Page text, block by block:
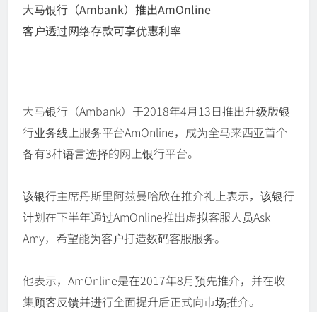
大马银行（Ambank）推出AmOnline
客户透过网络存款可享优惠利率
大马银行（Ambank）于2018年4月13日推出升级版银
行业务线上服务平台AmOnline，成为全马来西亚首个
备有3种语言选择的网上银行平台。
该银行主席丹斯里阿兹曼哈欣在推介礼上表示，该银行
计划在下半年通过AmOnline推出虚拟客服人员Ask
Amy，希望能为客户打造数码客服服务。
他表示，AmOnline是在2017年8月预先推介，并在收
集顾客反馈并进行全面提升后正式向市场推介。